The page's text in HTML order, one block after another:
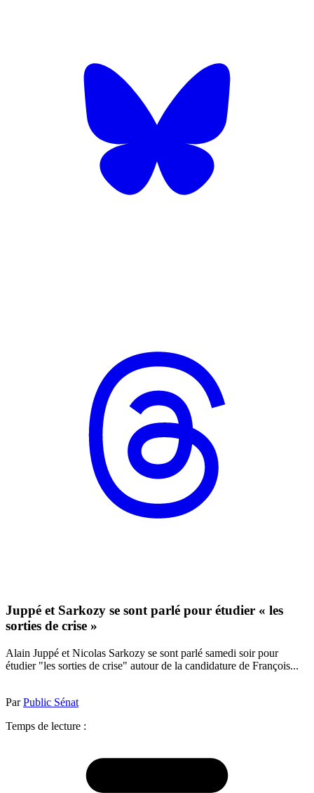
Juppé et Sarkozy se sont parlé pour étudier « les
sorties de crise »
Alain Juppé et Nicolas Sarkozy se sont parlé samedi soir pour
étudier "les sorties de crise" autour de la candidature de François...
ParPublic Sénat
Temps de lecture :